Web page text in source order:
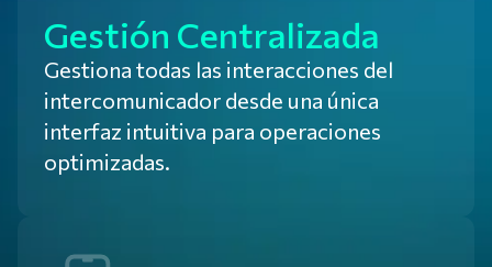
Gestión Centralizada
Gestiona todas las interacciones del
intercomunicador desde una única
interfaz intuitiva para operaciones
optimizadas.